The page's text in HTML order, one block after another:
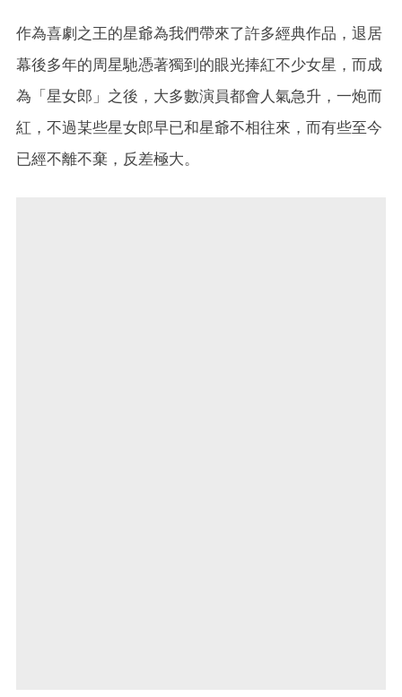
作為喜劇之王的星爺為我們帶來了許多經典作品，退居
幕後多年的周星馳憑著獨到的眼光捧紅不少女星，而成
為「星女郎」之後，大多數演員都會人氣急升，一炮而
紅，不過某些星女郎早已和星爺不相往來，而有些至今
已經不離不棄，反差極大。